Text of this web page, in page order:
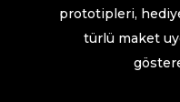
prototipleri,
türlü maket